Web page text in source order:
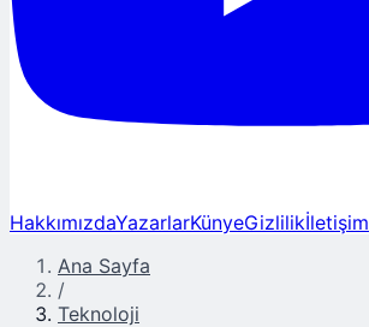
HakkımızdaYazarlarKünyeGizlilikİletişim
Ana Sayfa
/
Teknoloji